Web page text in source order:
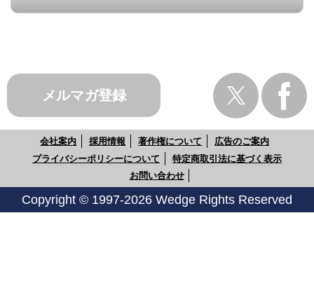
メルマガ登録
会社案内 採用情報 著作権について
広告のご案内
プライバシーポリシーについて
特定商取引法に基づく表示
お問い合わせ
Copyright © 1997-2026 Wedge Rights Reserved